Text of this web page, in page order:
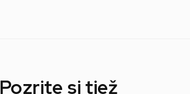
Pozrite si tiež